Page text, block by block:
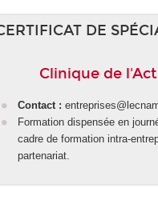
DE
Clinique de
Contact :
Formation dispensée en
cadre de formation intra-
partenariat.